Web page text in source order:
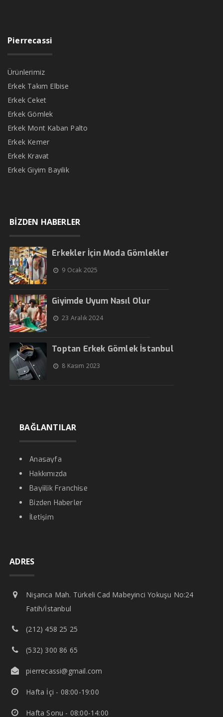
Pierrecassi
Ürünlerimiz
Erkek Takım Elbise
Erkek Ceket
Erkek Gömlek
Erkek Mont Kaban Palto
Erkek Kemer
Erkek Kravat
Erkek Giyim Bayilik
BİZDEN HABERLER
Erkekler İçin Moda Gömlekler
9 Ocak 2025
Giyimde Uyum Nasıl Olur
23 Aralık 2024
Toptan Erkek Gömlek İstanbul
8 Kasım 2023
BAĞLANTILAR
Anasayfa
Hakkımızda
Bayiilik Franchise
Bizden Haberler
İletişim
ADRES
Nişanca Mah. Türkeli Cad Mabeyinci Yokuşu No:24
Fatih/İstanbul
(212) 458 25 25
(532) 300 86 65
pierrecassi@gmail.com
Hafta İçi - 08:00-19:00
Hafta Sonu - 08:00-14:00